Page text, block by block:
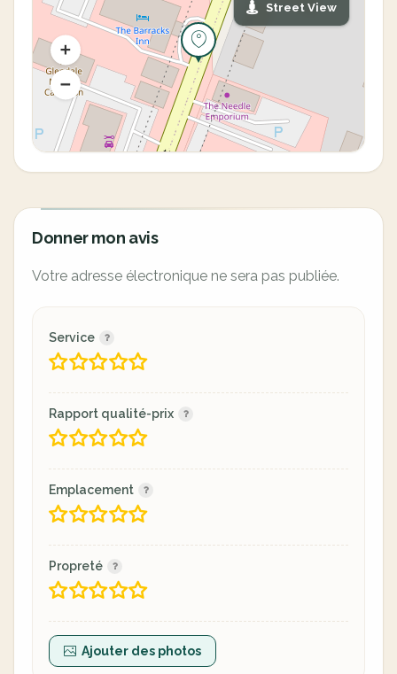
Street View
Donner mon avis
Votre adresse électronique ne sera pas publiée.
Service
Rapport qualité-prix
Emplacement
Propreté
Ajouter des photos